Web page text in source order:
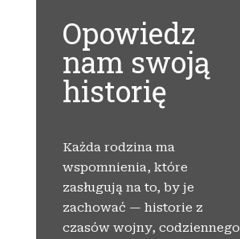
Opowiedz
nam swoją
historię
Każda rodzina ma
wspomnienia, które
zasługują na to, by je
zachować — historie z
czasów wojny, codziennego